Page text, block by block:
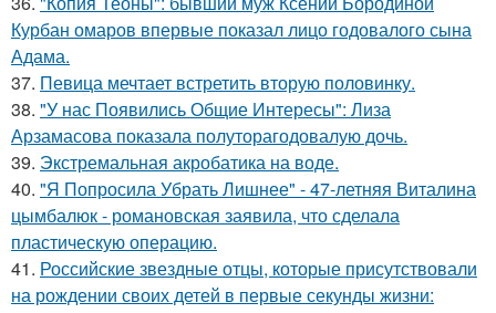
Курбан омаров впервые показал лицо годовалого сына
Адама.
37. Певица мечтает встретить вторую половинку.
38. "У нас Появились Общие Интересы": Лиза
Арзамасова показала полуторагодовалую дочь.
39. Экстремальная акробатика на воде.
40. "Я Попросила Убрать Лишнее" - 47-летняя Виталина
цымбалюк - романовская заявила, что сделала
пластическую операцию.
41. Российские звездные отцы, которые присутствовали
на рождении своих детей в первые секунды жизни: